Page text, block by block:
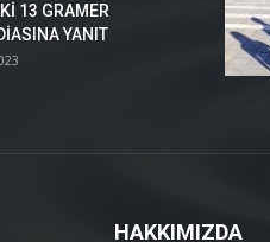
13 GRAMER
YANIT
HAKKIMIZDA